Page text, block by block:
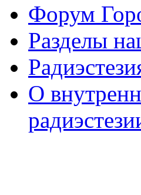
Форум
Разделы
О